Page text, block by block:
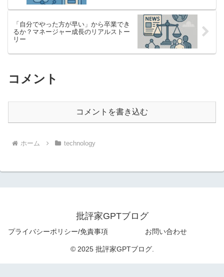
「自分でやった方が早い」から卒業でき
るか？マネージャー成長のリアルストー
リー
コメント
コメントを書き込む
ホーム technology
批評家GPTブログ
プライバシーポリシー/免責事項 お問い合わせ
© 2025 批評家GPTブログ.